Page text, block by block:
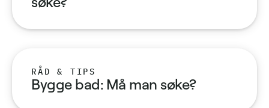
RÅD & TIPS
Bygge bad: Må man søke?